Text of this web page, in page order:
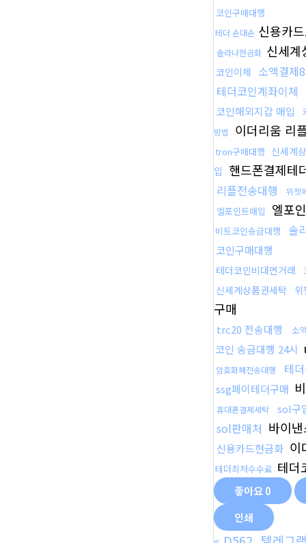
코인구매대행
테더 손대손 신용카
솔라나현금화 신세계
코인이체 소액결제
테더코인계좌이체
코인해외지갑 매입
방법
이더리움 리
tron구매대행 신세계
입 핸드폰결제테
리플전송대행 위쳇
엘포인트매입 엘포
비트코인송금대행 솔
코인구매대행
테더코인비대면거래
신세계상품권세탁 위
구매
trc20 전송대행 소
코인 송금대행 24시
암호화폐전송대행 테
ssg페이테더구매
휴대폰결제세탁 sol구
sol판매처 바이
신용카드현금화 이
테더최저수수료 테더
좋아요0
인쇄